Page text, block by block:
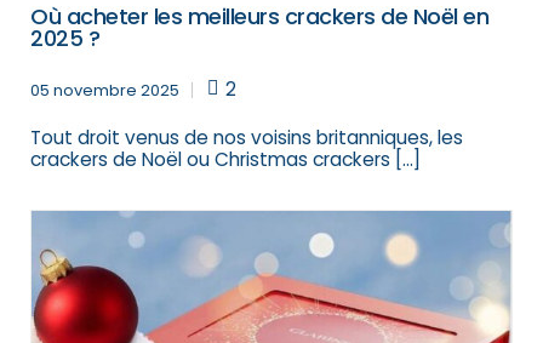
Où acheter les meilleurs crackers de Noël en
2025 ?
05 novembre 2025
2
Tout droit venus de nos voisins britanniques, les
crackers de Noël ou Christmas crackers […]